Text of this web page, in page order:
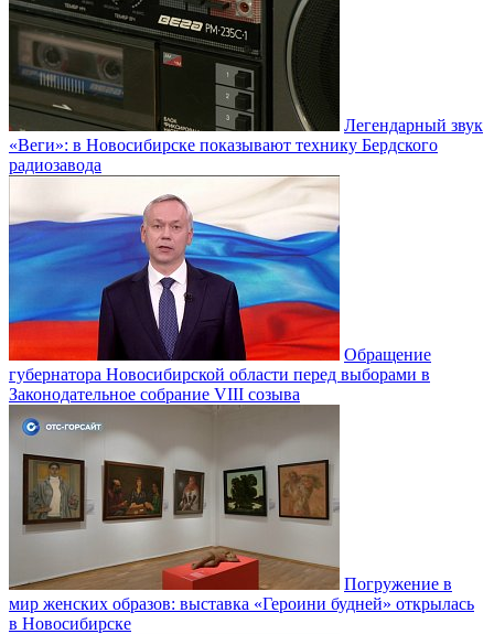
Легендарный звук
«Веги»: в Новосибирске показывают технику Бердского
радиозавода
Обращение
губернатора Новосибирской области перед выборами в
Законодательное собрание VIII созыва
Погружение в
мир женских образов: выставка «Героини будней» открылась
в Новосибирске